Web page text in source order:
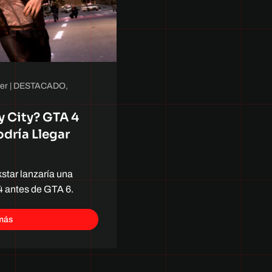
| DESTACADO,
City? GTA 4
Llegar
lanzaría una
antes de GTA 6.